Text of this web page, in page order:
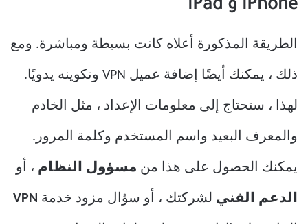
iPhone و iPad
الطريقة المذكورة أعلاه كانت بسيطة ومباشرة. ومع
ذلك ، يمكنك أيضًا إضافة عميل VPN وتكوينه يدويًا.
لهذا ، ستحتاج إلى معلومات الإعداد ، مثل الخادم
والمعرف البعيد واسم المستخدم وكلمة المرور.
يمكنك الحصول على هذا من مسؤول النظام ، أو
الدعم الفني لشركتك ، أو سؤال مزود خدمة VPN